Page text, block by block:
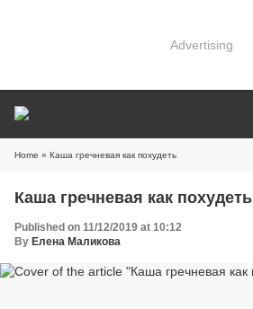
Advertising
Home » Каша гречневая как похудеть
Каша гречневая как похудеть
Published on 11/12/2019 at 10:12
By Елена Маликова